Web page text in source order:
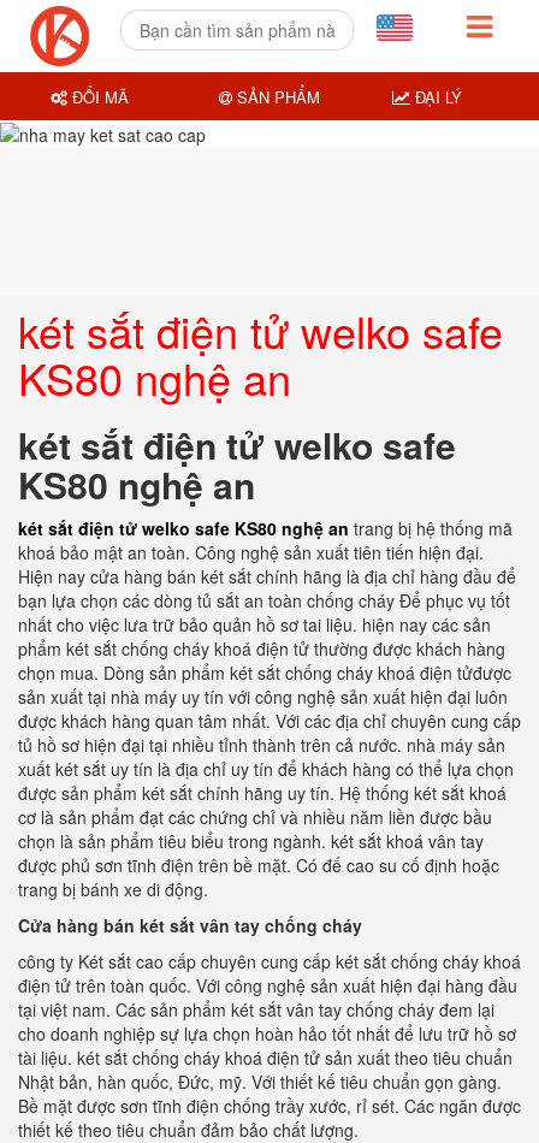
két sắt điện tử welko safe
KS80 nghệ an
két sắt điện tử welko safe
KS80 nghệ an
két sắt điện tử welko safe KS80 nghệ an trang bị hệ thống mã
khoá bảo mật an toàn. Công nghệ sản xuất tiên tiến hiện đại.
Hiện nay cửa hàng bán két sắt chính hãng là địa chỉ hàng đầu để
bạn lựa chọn các dòng tủ sắt an toàn chống cháy Để phục vụ tốt
nhất cho việc lưa trữ bảo quản hồ sơ tai liệu. hiện nay các sản
phẩm két sắt chống cháy khoá điện tử thường được khách hàng
chọn mua. Dòng sản phẩm két sắt chống cháy khoá điện tửđược
sản xuất tại nhà máy uy tín với công nghệ sản xuất hiện đại luôn
được khách hàng quan tâm nhất. Với các địa chỉ chuyên cung cấp
tủ hồ sơ hiện đại tại nhiều tỉnh thành trên cả nước. nhà máy sản
xuất két sắt uy tín là địa chỉ uy tín để khách hàng có thể lựa chọn
được sản phẩm két sắt chính hãng uy tín. Hệ thống két sắt khoá
cơ là sản phẩm đạt các chứng chỉ và nhiều năm liền được bầu
chọn là sản phẩm tiêu biểu trong ngành. két sắt khoá vân tay
được phủ sơn tĩnh điện trên bề mặt. Có đế cao su cố định hoặc
trang bị bánh xe di động.
Cửa hàng bán két sắt vân tay chống cháy
công ty Két sắt cao cấp chuyên cung cấp két sắt chống cháy khoá
điện tử trên toàn quốc. Với công nghệ sản xuất hiện đại hàng đầu
tại việt nam. Các sản phẩm két sắt vân tay chống cháy đem lại
cho doanh nghiệp sự lựa chọn hoàn hảo tốt nhất để lưu trữ hồ sơ
tài liệu. két sắt chống cháy khoá điện tử sản xuất theo tiêu chuẩn
Nhật bản, hàn quốc, Đức, mỹ. Với thiết kế tiêu chuẩn gọn gàng.
Bề mặt được sơn tĩnh điện chống trầy xước, rỉ sét. Các ngăn được
thiết kế theo tiêu chuẩn đảm bảo chất lượng.
ĐỔI MÃ SẢN PHẨM ĐẠI LÝ